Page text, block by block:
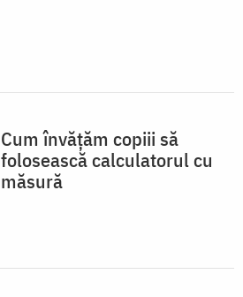
Cum învățăm copiii să
folosească calculatorul cu
măsură